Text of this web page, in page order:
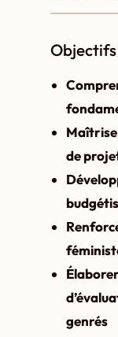
Objectifs
de
genrés